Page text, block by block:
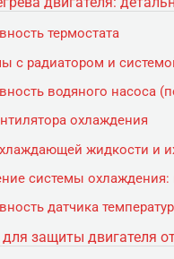
термостата
с радиатором и
водяного насоса
охлаждения
жидкости и
системы охлаждения:
датчика
защиты двигателя